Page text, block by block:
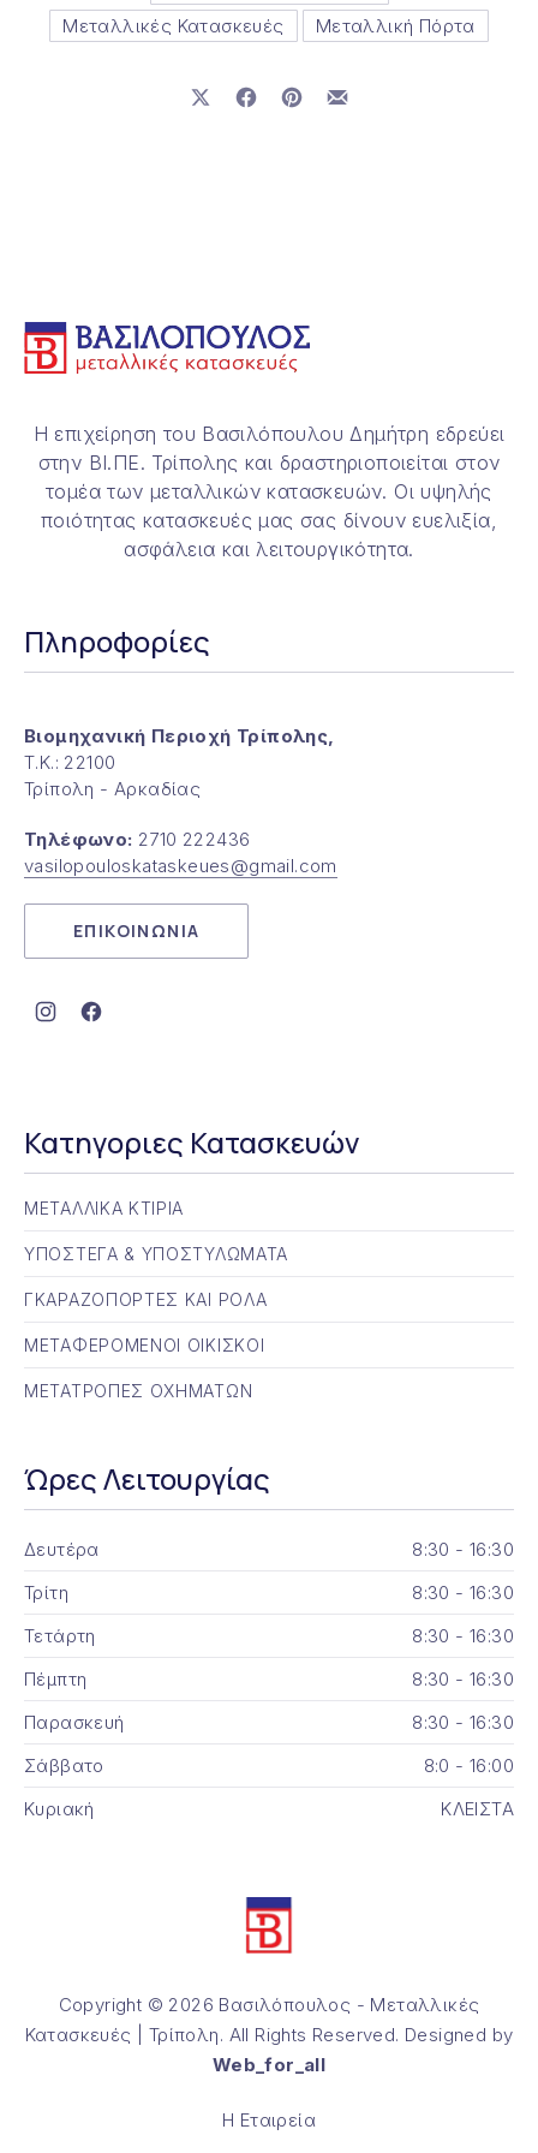
Μεταλλικές Κατασκευές Μεταλλική Πόρτα
Μοιραστείτε το στο X
Μοιραστείτε το στο Facebook
Μοιραστείτε το στο Pinterest
Μοιραστείτε το με email
Η επιχείρηση του Βασιλόπουλου Δημήτρη εδρεύει
στην ΒΙ.ΠΕ. Τρίπολης και δραστηριοποιείται στον
τομέα των μεταλλικών κατασκευών. Οι υψηλής
ποιότητας κατασκευές μας σας δίνουν ευελιξία,
ασφάλεια και λειτουργικότητα.
Πληροφορίες
Βιομηχανική Περιοχή Τρίπολης,
Τ.Κ.: 22100
Τρίπολη - Αρκαδίας
Τηλέφωνο: 2710 222436
vasilopouloskataskeues@gmail.com
ΕΠΙΚΟΙΝΩΝΙΑ
Νέο παράθυρο
Νέο παράθυρο
Κατηγοριες Κατασκευών
ΜΕΤΑΛΛΙΚΑ ΚΤΙΡΙΑ
ΥΠΟΣΤΕΓΑ & ΥΠΟΣΤΥΛΩΜΑΤΑ
ΓΚΑΡΑΖΟΠΟΡΤΕΣ ΚΑΙ ΡΟΛΑ
ΜΕΤΑΦΕΡΟΜΕΝΟΙ ΟΙΚΙΣΚΟΙ
ΜΕΤΑΤΡΟΠΕΣ ΟΧΗΜΑΤΩΝ
Ώρες Λειτουργίας
Δευτέρα
8:30 - 16:30
Τρίτη
8:30 - 16:30
Τετάρτη
8:30 - 16:30
Πέμπτη
8:30 - 16:30
Παρασκευή
8:30 - 16:30
Σάββατο
8:0 - 16:00
Κυριακή
ΚΛΕΙΣΤΑ
Copyright © 2026 Βασιλόπουλος - Μεταλλικές
Κατασκευές | Τρίπολη. All Rights Reserved. Designed by
Web_for_all
Η Εταιρεία